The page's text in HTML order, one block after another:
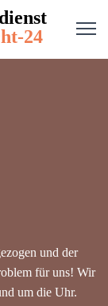
24
und der
für uns! Wir
um die Uhr.